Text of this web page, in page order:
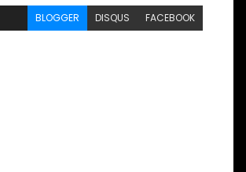
BLOGGER DISQUS FACEBOOK